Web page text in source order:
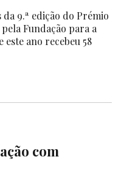
da 9.ª edição do Prémio
Fundação para a
este ano recebeu 58
com